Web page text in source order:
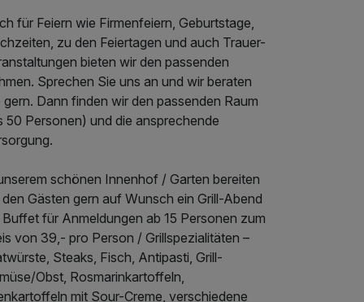
für Feiern wie Firmenfeiern, Geburtstage,
zu den Feiertagen und auch Trauer-
bieten wir den passenden
Sprechen Sie uns an und wir beraten
gern. Dann finden wir den passenden Raum
50 Personen) und die ansprechende
schönen Innenhof / Garten bereiten
Gästen gern auf Wunsch ein Grill-Abend
Buffet für Anmeldungen ab 15 Personen zum
von 39,- pro Person / Grillspezialitäten –
Steaks, Fisch, Antipasti, Grill-
Obst, Rosmarinkartoffeln,
mit Sour-Creme, verschiedene